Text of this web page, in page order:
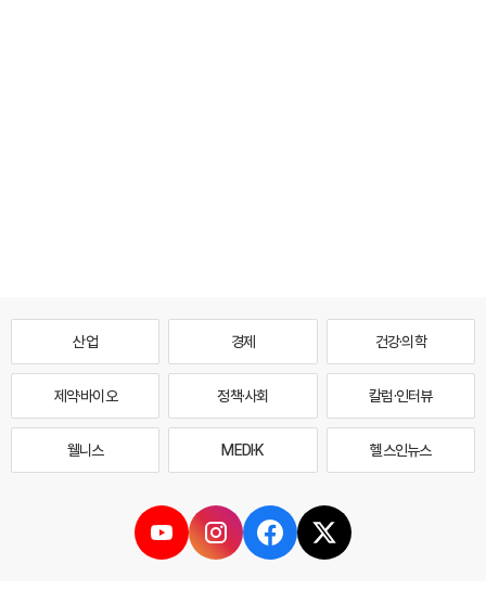
산업 경제 건강·의학
제약·바이오 정책·사회 칼럼·인터뷰
웰니스 MEDI·K 헬스인뉴스